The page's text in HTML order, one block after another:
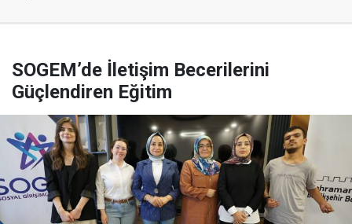
SOGEM’de İletişim Becerilerini
Güçlendiren Eğitim